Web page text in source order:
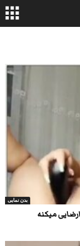
بدن نمایی
میکنه